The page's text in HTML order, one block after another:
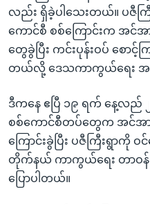
လည်း ရှိခဲ့ပါသေးတယ်။ ပဇီက
ကောင်စီ စစ်ကြောင်းက အင်အာ
တွေခွဲပြီး ကင်းပုန်းဝပ် စော
တယ်လို့ ဒေသကာကွယ်ရေး အ
ဒီကနေ ဧပြီ ၁၉ ရက် နေ့လည်
စစ်ကောင်စီတပ်တွေက အင်အား
ကြောင်းခွဲပြီး ပဇီကြီးရွ
တိုက်နယ် ကာကွယ်ရေး တာဝ
ပြောပါတယ်။